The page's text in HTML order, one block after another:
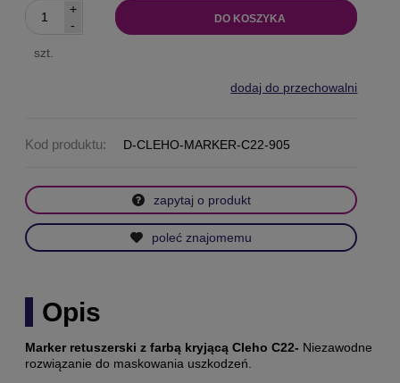
-
+
szt.
DO KOSZYKA
dodaj do przechowalni
Kod produktu: D-CLEHO-MARKER-C22-905
zapytaj o produkt
poleć znajomemu
Opis
Marker retuszerski z farbą kryjącą Cleho C22- Niezawodne
rozwiązanie do maskowania uszkodzeń.